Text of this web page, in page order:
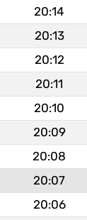
20:14
20:13
20:12
20:11
20:10
20:09
20:08
20:07
20:06